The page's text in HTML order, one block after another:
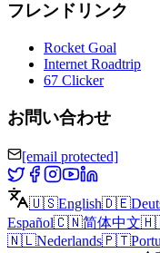
フレンドリンク
Rocket Goal
Internet Roadtrip
67 Clicker
お問い合わせ
[email protected]
🇺🇸English🇩🇪
Español🇨🇳简体中文
🇳🇱Nederlands🇵🇹